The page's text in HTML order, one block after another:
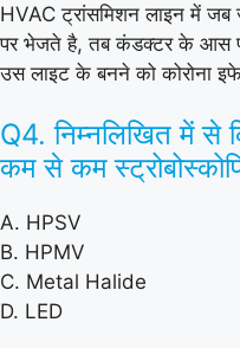
HVAC ट्रांसमिशन लाइन में जब
पर भेजते है, तब कंडक्टर के आस
उस लाइट के बनने को कोरोना
Q4. निम्नलिखित में से
कम से कम
A. HPSV
B. HPMV
C. Metal Halide
D. LED